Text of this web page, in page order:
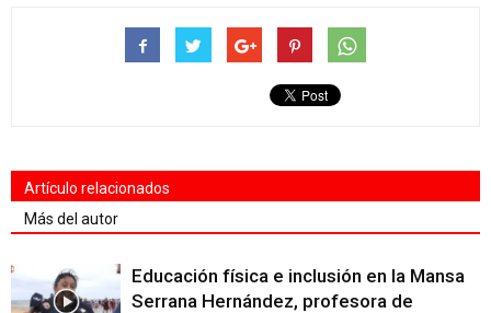
Artículo relacionados
Más del autor
Educación física e inclusión en la Mansa
Serrana Hernández, profesora de